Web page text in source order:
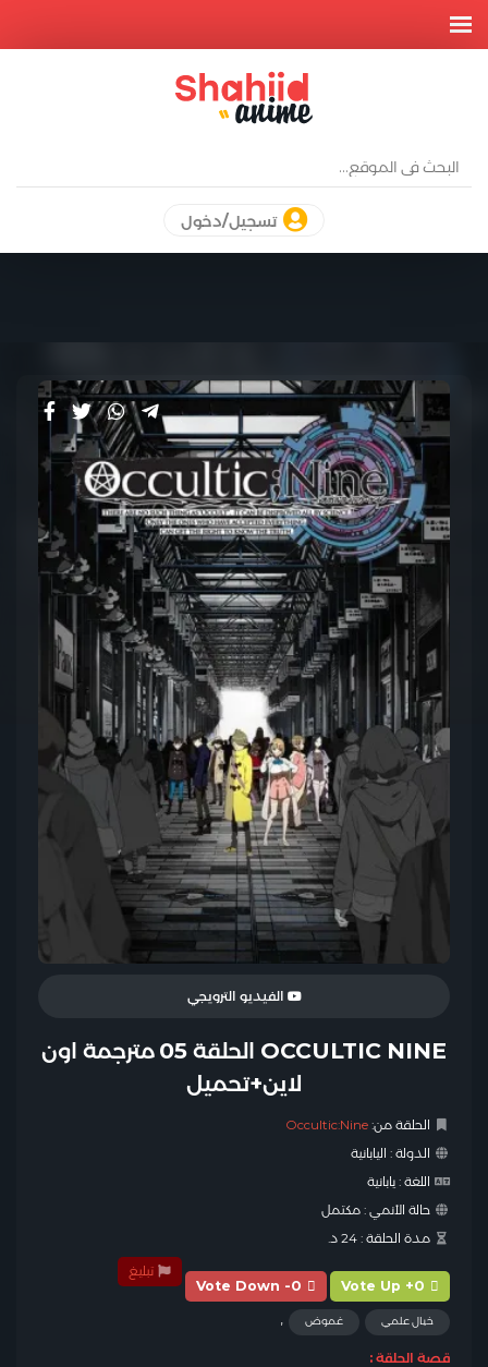
تسجيل/دخول
الفيديو الترويجي
OCCULTIC NINE الحلقة 05 مترجمة اون
لاين+تحميل
الحلقة من:Occultic:Nine
الدولة : اليابانية
اللغة :يابانية
حالة الأنمي :مكتمل
مدة الحلقة :24 د.
Vote Up +0
Vote Down -0
تبليغ
خيال علمي غموض
قصة الحلقة :